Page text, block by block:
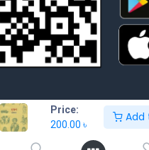
Price:
200.00 ৳
Add
Shamabesh. Developed by
Terms & Conditions | Privacy